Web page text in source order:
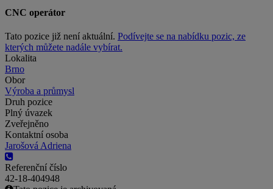
CNC operátor
Tato pozice již není aktuální. Podívejte se na nabídku pozic, ze
kterých můžete nadále vybírat.
Lokalita
Brno
Obor
Výroba a průmysl
Druh pozice
Plný úvazek
Zveřejněno
Kontaktní osoba
Jarošová Adriena
Referenční číslo
42-18-404948